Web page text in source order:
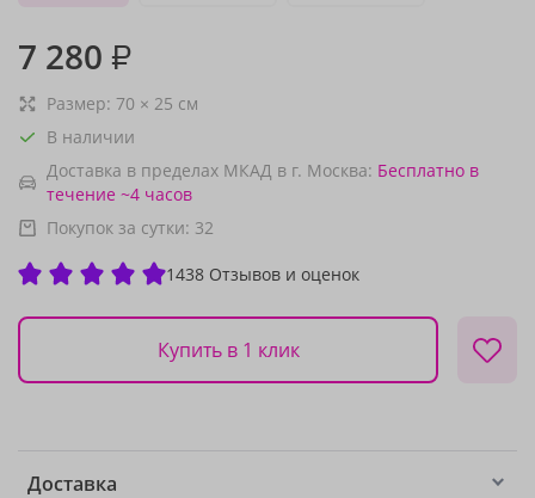
7 280 ₽
Размер: 70 × 25 см
В наличии
Доставка в пределах МКАД в г. Москва: Бесплатно в
течение ~4 часов
Покупок за сутки: 32
1438 Отзывов и оценок
Купить в 1 клик
Доставка